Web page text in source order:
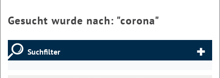
Gesucht wurde nach: "corona"
Suchfilter